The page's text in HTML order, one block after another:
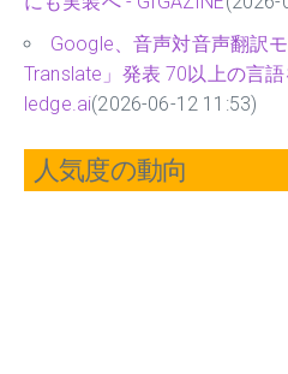
Google、音声対音声翻訳
Translate」発表 70以上の言
ledge.ai(2026-06-12 11:53)
人気度の動向